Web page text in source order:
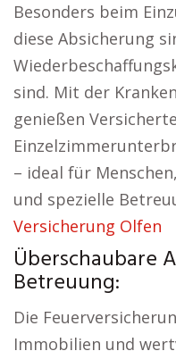
Besonders beim
diese Absicherung
sind. Mit der
genießen
– ideal für
und spezielle
Versicherung Olfen
Überschaubare
Betreuung:
Die
Immobilien und